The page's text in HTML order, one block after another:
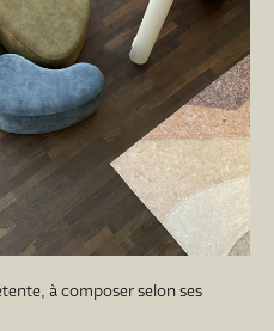
à composer selon ses